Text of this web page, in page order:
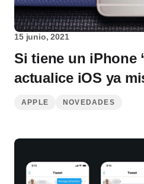
15 junio, 2021
Si tiene un iPhone
actualice iOS ya
APPLE NOVEDADES